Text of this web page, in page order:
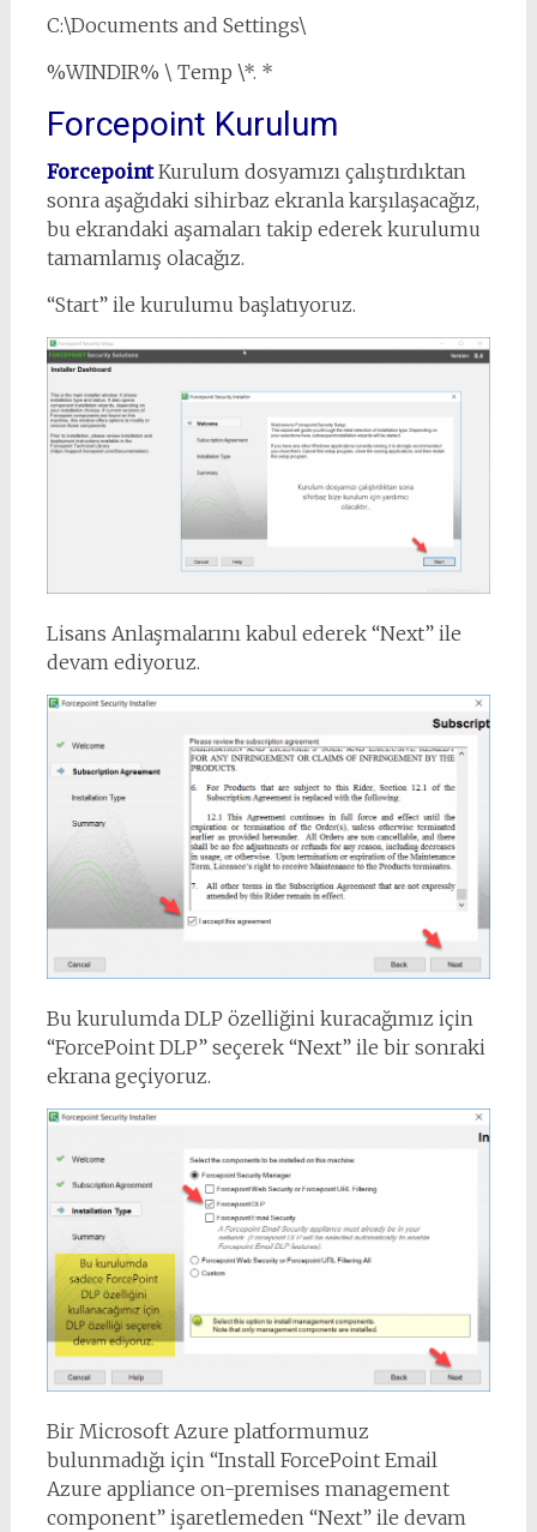
C:\Documents and Settings\
%WINDIR% \ Temp \*. *
Forcepoint Kurulum
ForcepointKurulum dosyamızı çalıştırdıktan
sonra aşağıdaki sihirbaz ekranla karşılaşacağız,
bu ekrandaki aşamaları takip ederek kurulumu
tamamlamış olacağız.
“Start” ile kurulumu başlatıyoruz.
Lisans Anlaşmalarını kabul ederek “Next” ile
devam ediyoruz.
Bu kurulumda DLP özelliğini kuracağımız için
“ForcePoint DLP” seçerek “Next” ile bir sonraki
ekrana geçiyoruz.
Bir Microsoft Azure platformumuz
bulunmadığı için “Install ForcePoint Email
Azure appliance on-premises management
component” işaretlemeden “Next” ile devam